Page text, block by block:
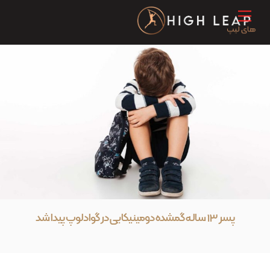
content
Menu
پسر ۱۳ ساله گمشده دومینیکایی در گوادلوپ پیدا شد